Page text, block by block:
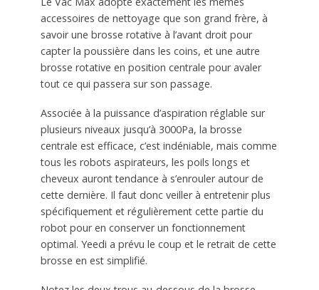
accessoires de nettoyage que son grand frère, à
savoir une brosse rotative à l’avant droit pour
capter la poussière dans les coins, et une autre
brosse rotative en position centrale pour avaler
tout ce qui passera sur son passage.
Associée à la puissance d’aspiration réglable sur
plusieurs niveaux jusqu’à 3000Pa, la brosse
centrale est efficace, c’est indéniable, mais comme
tous les robots aspirateurs, les poils longs et
cheveux auront tendance à s’enrouler autour de
cette dernière. Il faut donc veiller à entretenir plus
spécifiquement et régulièrement cette partie du
robot pour en conserver un fonctionnement
optimal. Yeedi a prévu le coup et le retrait de cette
brosse en est simplifié.